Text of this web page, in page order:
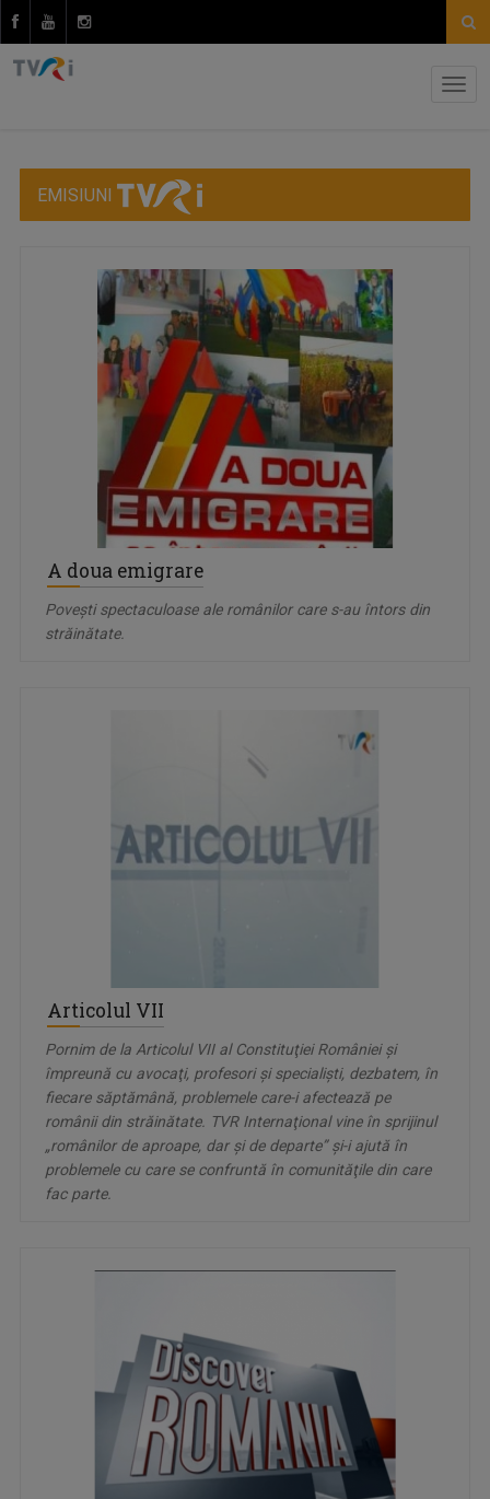
EMISIUNI
A doua emigrare
Povești spectaculoase ale românilor care s-au întors din
străinătate.
Articolul VII
Pornim de la Articolul VII al Constituţiei României şi
împreună cu avocaţi, profesori şi specialişti, dezbatem, în
fiecare săptămână, problemele care-i afectează pe
românii din străinătate. TVR Internaţional vine în sprijinul
„românilor de aproape, dar şi de departe” şi-i ajută în
problemele cu care se confruntă în comunităţile din care
fac parte.